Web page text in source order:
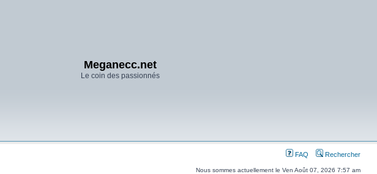
Meganecc.net
Le coin des passionnés
FAQ Rechercher
Nous sommes actuellement le Ven Août 07, 2026 7:57 am